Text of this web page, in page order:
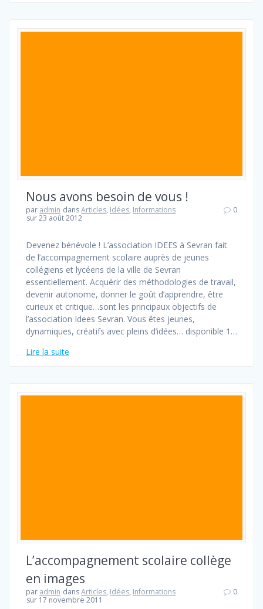
Nous avons besoin de vous !
par admin dansArticles, Idées, Informations
sur 23 août 2012
0
Devenez bénévole ! L’association IDEES à Sevran fait
de l’accompagnement scolaire auprès de jeunes
collégiens et lycéens de la ville de Sevran
essentiellement. Acquérir des méthodologies de travail,
devenir autonome, donner le goût d’apprendre, être
curieux et critique…sont les principaux objectifs de
l’association Idees Sevran. Vous êtes jeunes,
dynamiques, créatifs avec pleins d’idées… disponible 1…
Lire la suite
L’accompagnement scolaire collège
en images
par admin dansArticles, Idées, Informations
sur 17 novembre 2011
0